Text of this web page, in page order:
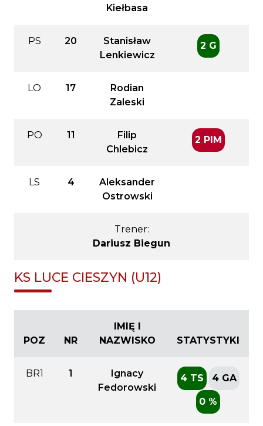
Kiełbasa
PS 20
Stanisław
Lenkiewicz
2 G
LO 17
Rodian
Zaleski
PO 11
Filip
Chlebicz
2 PIM
LS 4
Aleksander
Ostrowski
Trener:
Dariusz Biegun
KS LUCE CIESZYN (U12)
POZ NR
IMIĘ I
NAZWISKO
STATYSTYKI
BR1 1
Ignacy
Fedorowski
4 TS 4 GA
0 %